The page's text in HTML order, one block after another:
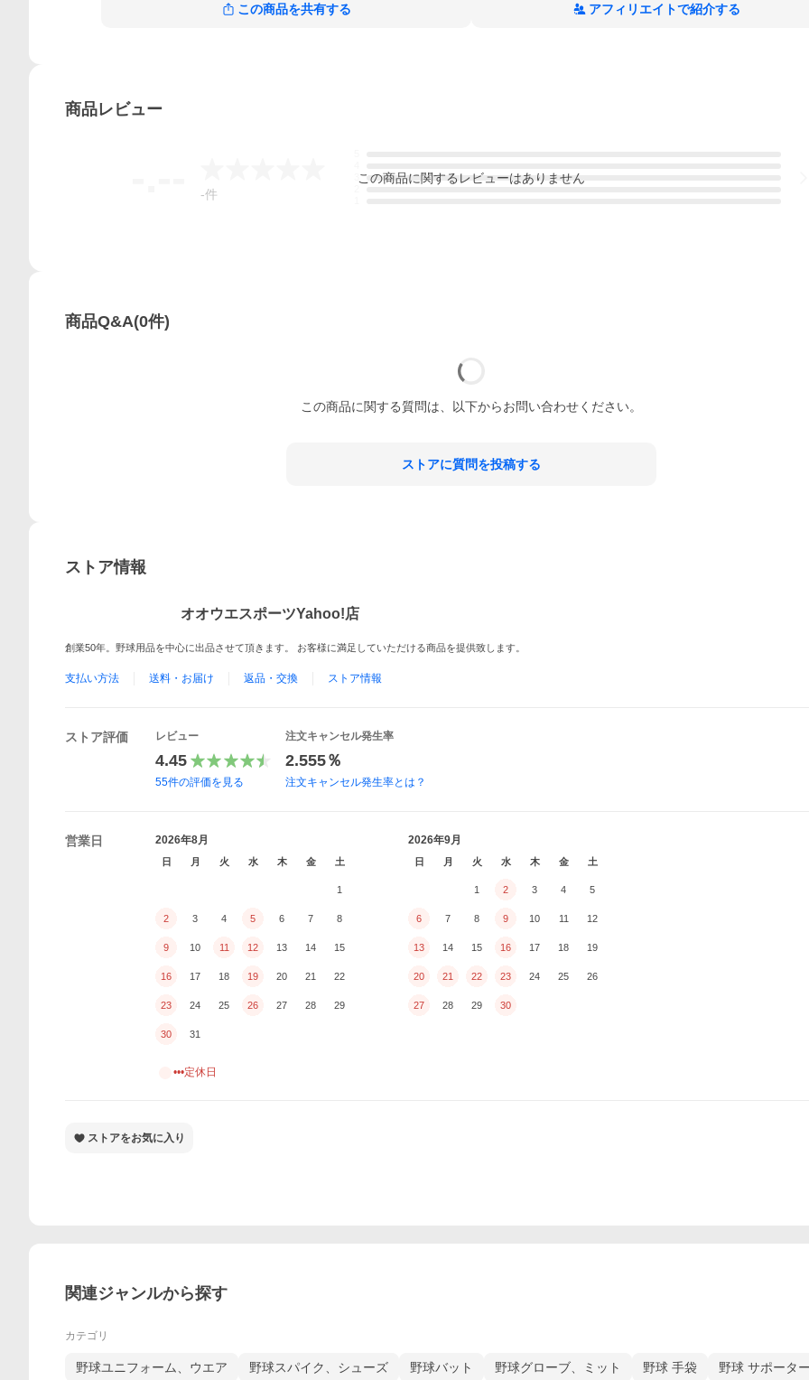
この商品を共有する アフィリエイトで紹介する
商品レビュー
-件
この商品に関するレビューはありません
商品Q&A(0件)
この商品に関する質問は、以下からお問い合わせください。
ストアに質問を投稿する
ストア情報
オオウエスポーツYahoo!店
創業50年。野球用品を中心に出品させて頂きます。 お客様に満足していただける商品を提供致します。
支払い方法 送料・お届け 返品・交換 ストア情報
ストア評価 レビュー
4.45
55件の評価を見る
注文キャンセル発生率
2.555％
注文キャンセル発生率とは？
営業日 2026年8月
日 月 火 水 木 金 土
1
2 3 4 5 6 7 8
9 10 11 12 13 14 15
16 17 18 19 20 21 22
23 24 25 26 27 28 29
30 31
2026年9月
日 月 火 水 木 金 土
1 2 3 4 5
6 7 8 9 10 11 12
13 14 15 16 17 18 19
20 21 22 23 24 25 26
27 28 29 30
•••定休日
ストアをお気に入り
関連ジャンルから探す
カテゴリ
野球ユニフォーム、ウエア 野球スパイク、シューズ 野球バット 野球グローブ、ミット 野球 手袋 野球 サポータ